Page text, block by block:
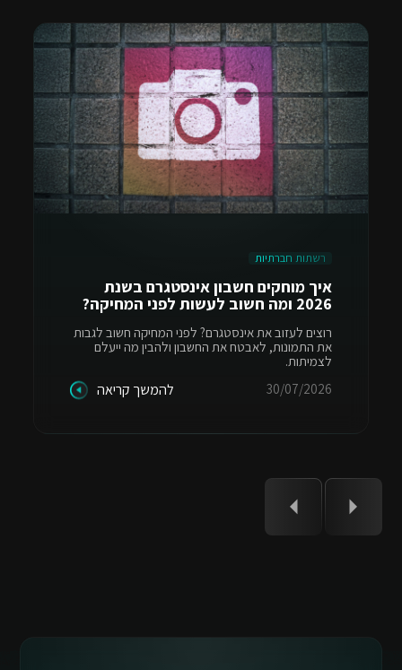
רשתות חברתיות
איך מוחקים חשבון אינסטגרם בשנת
2026 ומה חשוב לעשות לפני המחיקה?
רוצים לעזוב את אינסטגרם? לפני המחיקה חשוב לגבות
את התמונות, לאבטח את החשבון ולהבין מה ייעלם
לצמיתות.
30/07/2026
להמשך קריאה